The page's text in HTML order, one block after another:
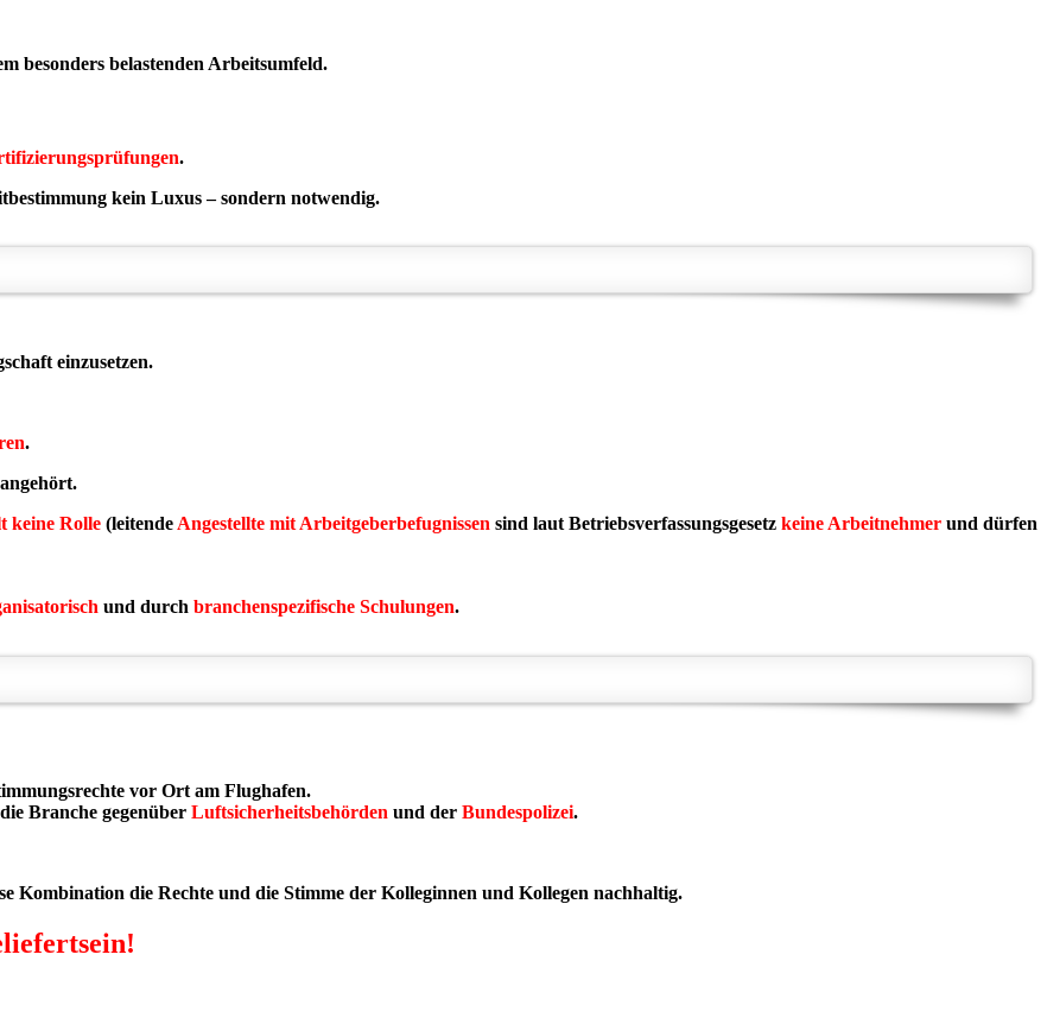
besonders belastenden Arbeitsumfeld.
.
kein Luxus – sondern notwendig.
einzusetzen.
.
angehört.
keine Rolle (leitendeAngestellte mit Arbeitgeberbefugnissen sind laut Betriebsverfassungsgesetz keine Arbeitnehmer und dürfen
und durch branchenspezifische Schulungen.
vor Ort am Flughafen.
Branche gegenüber Luftsicherheitsbehörden und der Bundespolizei.
Kombination die Rechte und die Stimme der Kolleginnen und Kollegen nachhaltig.